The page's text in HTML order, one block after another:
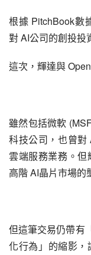
根據 PitchBook數
對 AI公司的創投投
這次，輝達與
雖然包括微軟
科技公司，也曾
雲端服務業務。
高階 AI晶片市場的
但這筆交易仍帶有
化行為」的縮影